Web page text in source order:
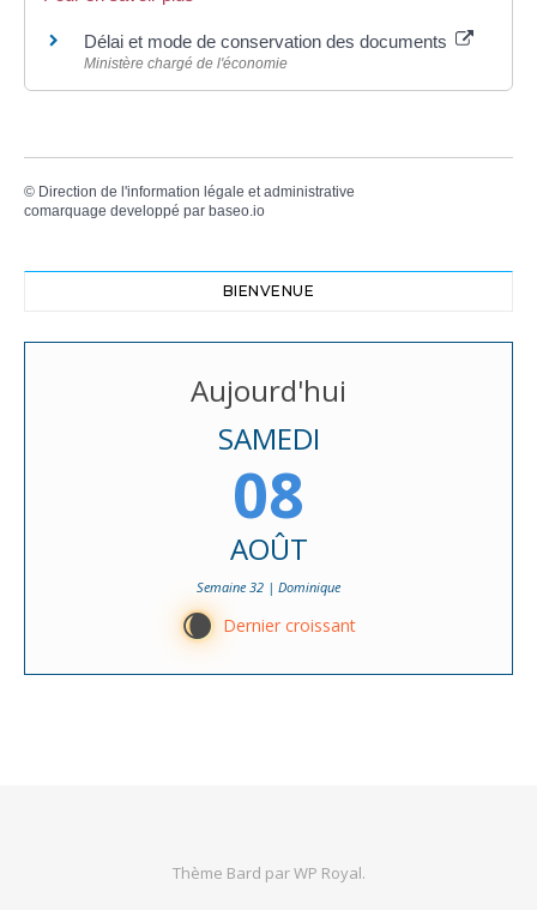
Délai et mode de conservation des documents
Ministère chargé de l'économie
© Direction de l'information légale et administrative
comarquage developpé par baseo.io
BIENVENUE
Aujourd'hui
SAMEDI
08
AOÛT
Semaine 32 | Dominique
W Dernier croissant
Thème Bard parWP Royal.